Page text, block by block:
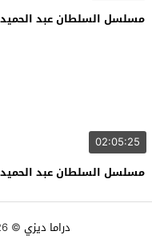
مسلسل السلطان عبد الحميد
02:05:25
مسلسل السلطان عبد الحميد
دراما ديزي © 2026 جميع الحقوق محفوظة.